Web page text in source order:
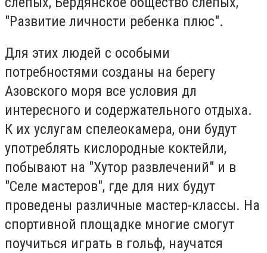
"Развитие личности ребенка плюс".
Для этих людей с особыми
потребностями созданы на берегу
Азовского моря все условия дл
интересного и содержательного отдыха.
К их услугам спелеокамера, они будут
употреблять кислородные коктейли,
побывают на "Хутор развлечений" и в
"Селе мастеров", где для них будут
проведены различные мастер-классы. На
спортивной площадке многие смогут
поучиться играть в гольф, научатся